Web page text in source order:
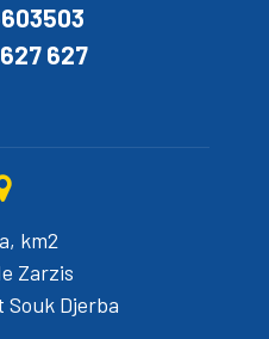
627
km2
Zarzis
Souk Djerba